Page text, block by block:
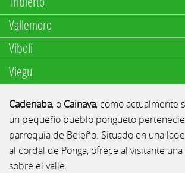
Vallemoro
Viboli
Viegu
Cadenaba, o Cainava, como actualmente
un pequeño pueblo pongueto
parroquia de Beleño. Situado en una
al cordal de Ponga, ofrece al visitante
sobre el valle.